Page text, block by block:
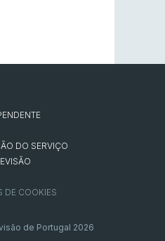
DO SERVIÇO
DE COOKIES
de Portugal 2026